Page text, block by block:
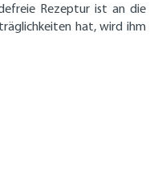
Rezeptur ist an die
hat, wird ihm